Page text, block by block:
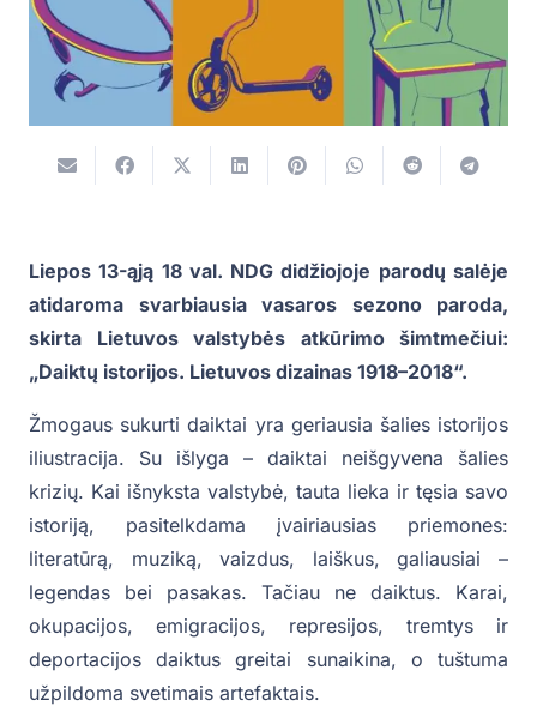
Liepos 13-ąją 18 val. NDG didžiojoje parodų salėje
atidaroma svarbiausia vasaros sezono paroda,
skirta Lietuvos valstybės atkūrimo šimtmečiui:
„Daiktų istorijos. Lietuvos dizainas 1918–2018“.
Žmogaus sukurti daiktai yra geriausia šalies istorijos
iliustracija. Su išlyga – daiktai neišgyvena šalies
krizių. Kai išnyksta valstybė, tauta lieka ir tęsia savo
istoriją, pasitelkdama įvairiausias priemones:
literatūrą, muziką, vaizdus, laiškus, galiausiai –
legendas bei pasakas. Tačiau ne daiktus. Karai,
okupacijos, emigracijos, represijos, tremtys ir
deportacijos daiktus greitai sunaikina, o tuštuma
užpildoma svetimais artefaktais.